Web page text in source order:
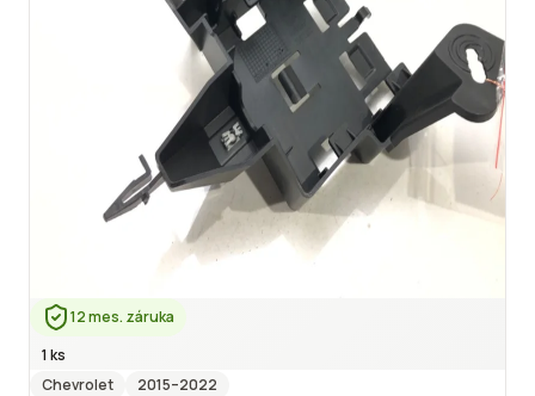
12 mes. záruka
1 ks
Chevrolet
2015–2022